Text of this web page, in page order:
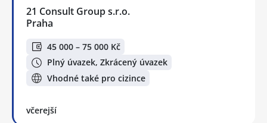
21 Consult Group s.r.o.
Praha
45 000 – 75 000 Kč
Plný úvazek, Zkrácený úvazek
Vhodné také pro cizince
včerejší